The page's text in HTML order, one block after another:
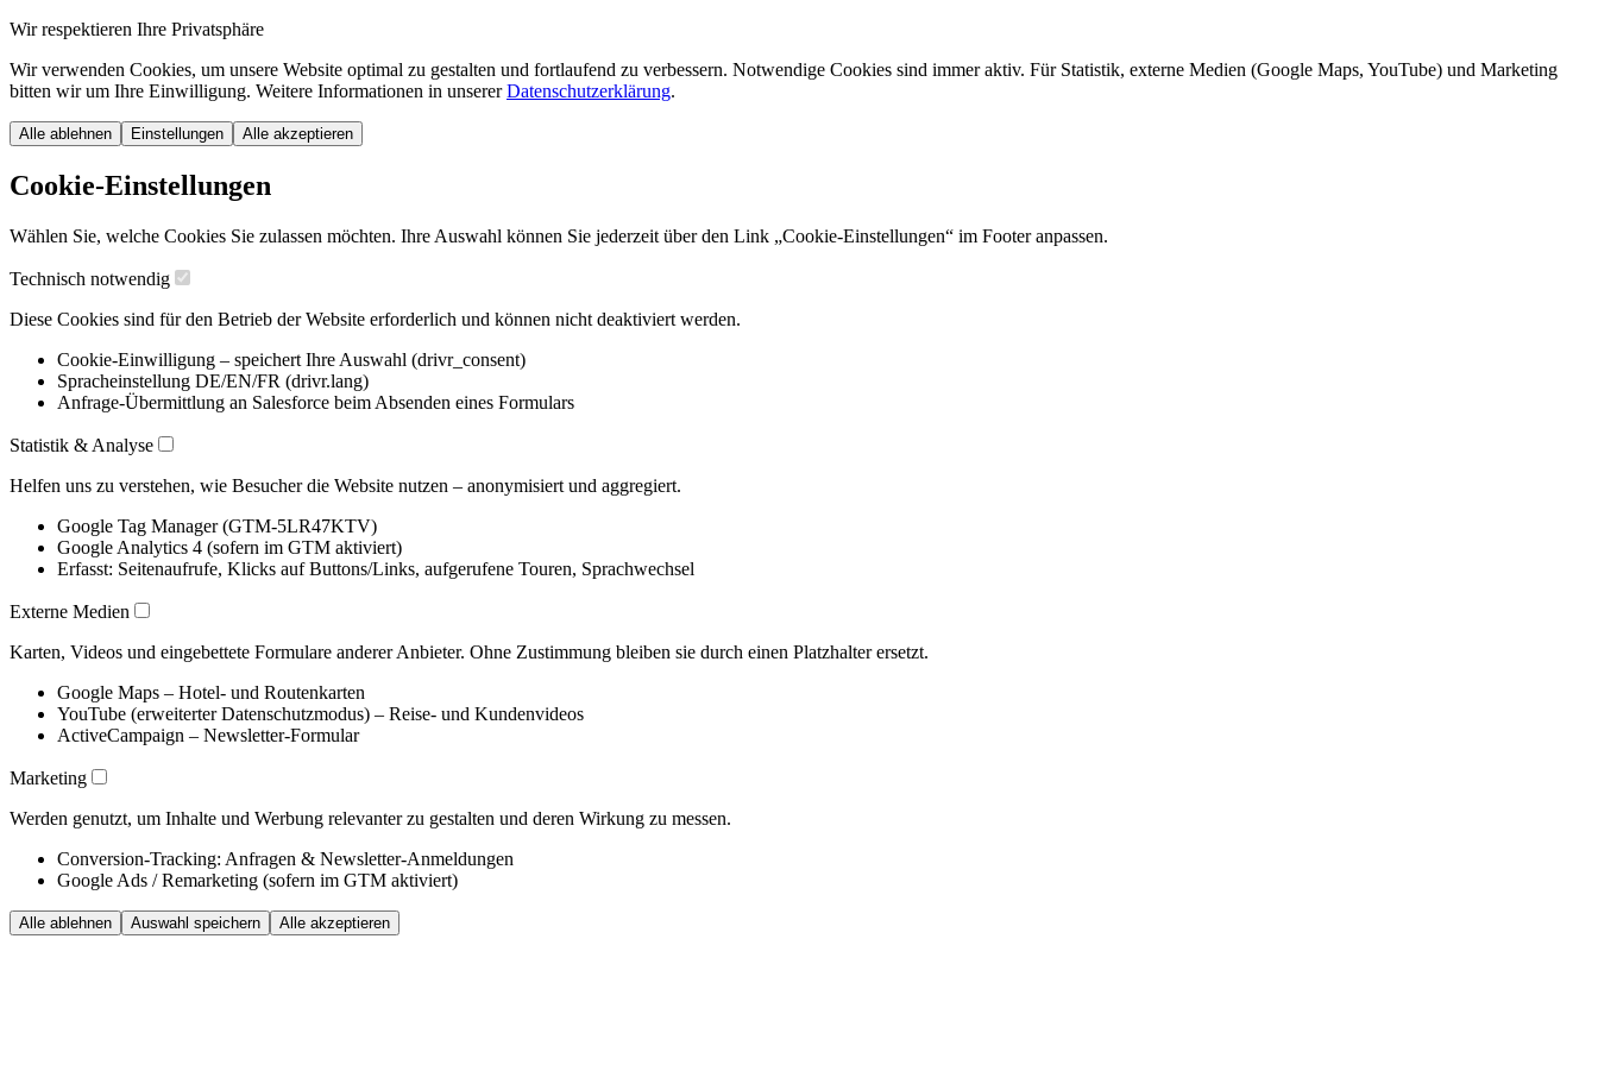
Wir respektieren Ihre Privatsphäre
Wir verwenden Cookies, um unsere Website optimal zu gestalten und fortlaufend zu verbessern. Notwendige Cookies sind immer aktiv. Für Statistik, externe Medien (Google Maps, YouTube) und Marketing
bitten wir um Ihre Einwilligung. Weitere Informationen in unsererDatenschutzerklärung.
Alle ablehnen Einstellungen Alle akzeptieren
Cookie-Einstellungen
Wählen Sie, welche Cookies Sie zulassen möchten. Ihre Auswahl können Sie jederzeit über den Link „Cookie-Einstellungen“ im Footer anpassen.
Technisch notwendig
Diese Cookies sind für den Betrieb der Website erforderlich und können nicht deaktiviert werden.
Cookie-Einwilligung – speichert Ihre Auswahl (drivr_consent)
Spracheinstellung DE/EN/FR (drivr.lang)
Anfrage-Übermittlung an Salesforce beim Absenden eines Formulars
Statistik & Analyse
Helfen uns zu verstehen, wie Besucher die Website nutzen – anonymisiert und aggregiert.
Google Tag Manager (GTM-5LR47KTV)
Google Analytics 4 (sofern im GTM aktiviert)
Erfasst: Seitenaufrufe, Klicks auf Buttons/Links, aufgerufene Touren, Sprachwechsel
Externe Medien
Karten, Videos und eingebettete Formulare anderer Anbieter. Ohne Zustimmung bleiben sie durch einen Platzhalter ersetzt.
Google Maps – Hotel- und Routenkarten
YouTube (erweiterter Datenschutzmodus) – Reise- und Kundenvideos
ActiveCampaign – Newsletter-Formular
Marketing
Werden genutzt, um Inhalte und Werbung relevanter zu gestalten und deren Wirkung zu messen.
Conversion-Tracking: Anfragen & Newsletter-Anmeldungen
Google Ads / Remarketing (sofern im GTM aktiviert)
Alle ablehnen Auswahl speichern Alle akzeptieren